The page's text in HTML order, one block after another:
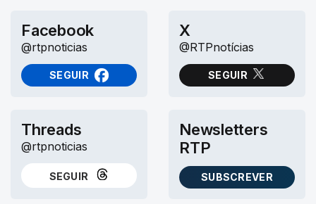
Facebook
@rtpnoticias
SEGUIR
NO FACEBOOK
X
@RTPnotícias
SEGUIR
NO X (TWITTER)
Threads
@rtpnoticias
SEGUIR
NO THREADS
Newsletters
RTP
SUBSCREVER
AS NEWSLETTERS RTP